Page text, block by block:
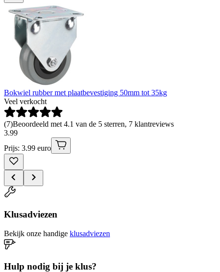
Bokwiel rubber met plaatbevestiging 50mm tot 35kg
Veel verkocht
(7)Beoordeeld met 4.1 van de 5 sterren, 7 klantreviews
3.99
Prijs: 3.99 euro
Klusadviezen
Bekijk onze handige klusadviezen
Hulp nodig bij je klus?